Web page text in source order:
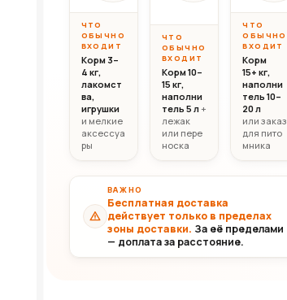
ЧТО
ОБЫЧНО
ВХОДИТ
Корм 3–
4 кг,
лакомст
ва,
игрушки
и мелкие
аксессуа
ры
ЧТО
ОБЫЧНО
ВХОДИТ
Корм 10–
15 кг,
наполни
тель 5 л+
лежак
или пере
носка
ЧТО
ОБЫЧНО
ВХОДИТ
Корм
15+ кг,
наполни
тель 10–
20 л
или заказ
для пито
мника
ВАЖНО
Бесплатная доставка
действует только в пределах
зоны доставки. За её пределами
— доплата за расстояние.